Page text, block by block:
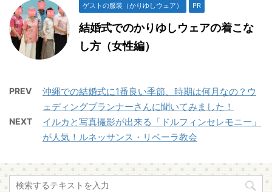
ゲストの服装（かりゆしウェア） PR
結婚式でのかりゆしウェアの着こな
し方（女性編）
PREV
沖縄での結婚式に1番良い季節、時期は何月なの？ウ
ェディングプランナーさんに聞いてみました！
NEXT
イルカと写真撮影が出来る「ドルフィンセレモニー」
が人気！ルネッサンス・リベーラ教会